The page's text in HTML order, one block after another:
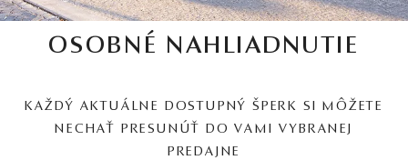
OSOBNÉ NAHLIADNUTIE
KAŽDÝ AKTUÁLNE DOSTUPNÝ ŠPERK SI MÔŽETE
NECHAŤ PRESUNÚŤ DO VAMI VYBRANEJ
PREDAJNE